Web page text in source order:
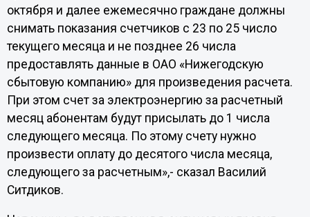
октября и далее ежемесячно граждане должны
снимать показания счетчиков с 23 по 25 число
текущего месяца и не позднее 26 числа
предоставлять данные в ОАО «Нижегодскую
сбытовую компанию» для произведения расчета.
При этом счет за электроэнергию за расчетный
месяц абонентам будут присылать до 1 числа
следующего месяца. По этому счету нужно
произвести оплату до десятого числа месяца,
следующего за расчетным»,- сказал Василий
Ситдиков.